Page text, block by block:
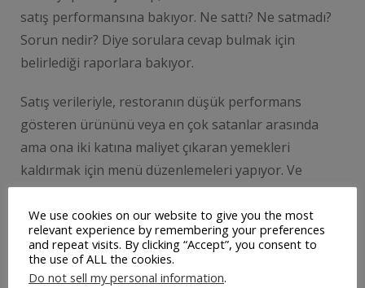
satış performansına bakıyor. Ne sattı? Ne satmadı?
Sorun nedir? Diye sorulara cevap bulmak için
belirlediği raporlara bakıyor.
Satış verileriyle, restoranın düşük performans
gösteren ürününü veya en çok satanlar arasında
ama ona iki katına maliyet çıkaran yemekleri
kaldırmak için menü düzenlemeleri yapıyor. Ve
böylece işletmesinin zararını en aza indiriyor.
Siz de işletmenizin verilerini kullanarak daha fazla
bilgi edinmek ister misiniz? Her işletmenin düzenli
olarak analiz etmesi gereken veri türleri hakkında
We use cookies on our website to give you the most
relevant experience by remembering your preferences
and repeat visits. By clicking “Accept”, you consent to
the use of ALL the cookies.
Do not sell my personal information.